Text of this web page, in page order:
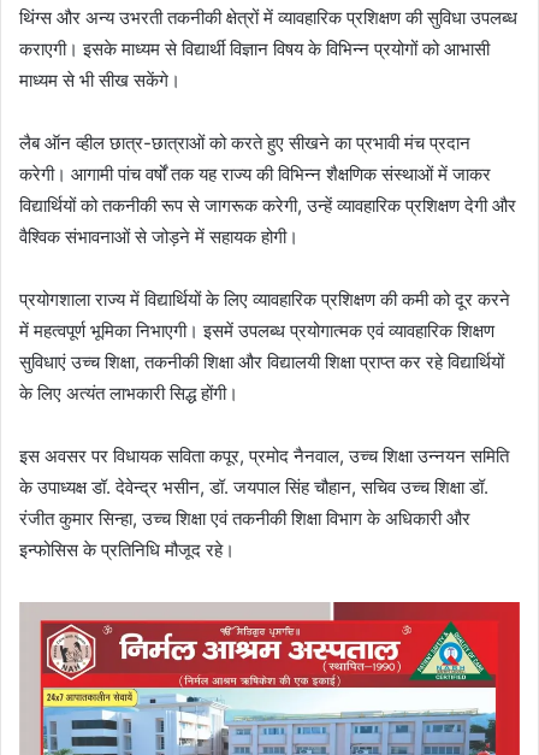
थिंग्स और अन्य उभरती तकनीकी क्षेत्रों में व्यावहारिक प्रशिक्षण की सुविधा उपलब्ध
कराएगी। इसके माध्यम से विद्यार्थी विज्ञान विषय के विभिन्न प्रयोगों को आभासी
माध्यम से भी सीख सकेंगे।
लैब ऑन व्हील छात्र-छात्राओं को करते हुए सीखने का प्रभावी मंच प्रदान
करेगी। आगामी पांच वर्षों तक यह राज्य की विभिन्न शैक्षणिक संस्थाओं में जाकर
विद्यार्थियों को तकनीकी रूप से जागरूक करेगी, उन्हें व्यावहारिक प्रशिक्षण देगी और
वैश्विक संभावनाओं से जोड़ने में सहायक होगी।
प्रयोगशाला राज्य में विद्यार्थियों के लिए व्यावहारिक प्रशिक्षण की कमी को दूर करने
में महत्वपूर्ण भूमिका निभाएगी। इसमें उपलब्ध प्रयोगात्मक एवं व्यावहारिक शिक्षण
सुविधाएं उच्च शिक्षा, तकनीकी शिक्षा और विद्यालयी शिक्षा प्राप्त कर रहे विद्यार्थियों
के लिए अत्यंत लाभकारी सिद्ध होंगी।
इस अवसर पर विधायक सविता कपूर, प्रमोद नैनवाल, उच्च शिक्षा उन्नयन समिति
के उपाध्यक्ष डॉ. देवेन्द्र भसीन, डॉ. जयपाल सिंह चौहान, सचिव उच्च शिक्षा डॉ.
रंजीत कुमार सिन्हा, उच्च शिक्षा एवं तकनीकी शिक्षा विभाग के अधिकारी और
इन्फोसिस के प्रतिनिधि मौजूद रहे।